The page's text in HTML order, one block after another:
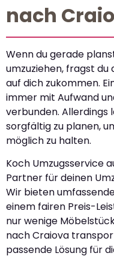
nach
Wenn du gerade
umzuziehen, fragst
auf dich zukommen.
immer mit Aufwand
verbunden. Allerdings
sorgfältig zu planen,
möglich zu halten.
Koch Umzugsservice
Partner für deinen
Wir bieten
einem fairen Preis-
nur wenige
nach Craiova
passende Lösung für